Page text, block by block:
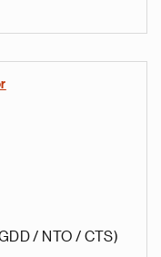
/ NTO / CTS)